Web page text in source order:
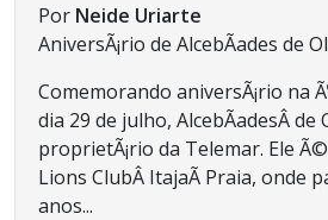
Por Neide Uriarte
AniversÃ¡rio de AlcebÃ­ades de
Comemorando aniversÃ¡rio na
dia 29 de julho, AlcebÃ­adesÂ de
proprietÃ¡rio da Telemar. Ele
Lions ClubÂ ItajaÃ­ Praia, onde
anos...